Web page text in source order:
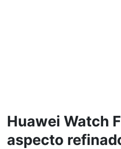
Huawei Watch
aspecto